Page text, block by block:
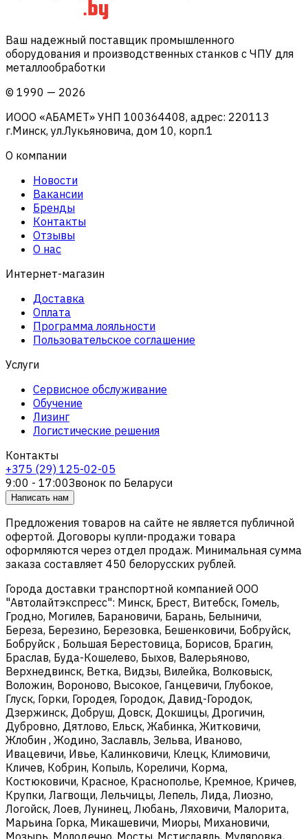
Ваш надежный поставщик промышленного
оборудования и производственных станков с ЧПУ для
металлообработки
© 1990 — 2026
ИООО «АБАМЕТ» УНП 100364408, адрес: 220113
г.Минск, ул.Лукьяновича, дом 10, корп.1
О компании
Новости
Вакансии
Бренды
Контакты
Отзывы
О нас
Интернет-магазин
Доставка
Оплата
Программа лояльности
Пользовательское соглашение
Услуги
Сервисное обслуживание
Обучение
Лизинг
Логистические решения
Контакты
+375 (29) 125-02-05
9:00 - 17:00Звонок по Беларуси
Написать нам
Предложения товаров на сайте не является публичной
офертой. Договоры купли-продажи товара
оформляются через отдел продаж. Минимальная сумма
заказа составляет 450 белорусских рублей.
Города доставки транспортной компанией ООО
"Автолайтэкспресс": Минск, Брест, Витебск, Гомель,
Гродно, Могилев, Барановичи, Барань, Белыничи,
Береза, Березино, Березовка, Бешенковичи, Бобруйск,
Бобруйск , Большая Берестовица, Борисов, Брагин,
Браслав, Буда-Кошелево, Быхов, Валерьяново,
Верхнедвинск, Ветка, Видзы, Вилейка, Волковыск,
Воложин, Вороново, Высокое, Ганцевичи, Глубокое,
Глуск, Горки, Городея, Городок, Давид-Городок,
Дзержинск, Добруш, Довск, Докшицы, Дрогичин,
Дубровно, Дятлово, Ельск, Жабинка, Житковичи,
Жлобин , Жодино, Заславль, Зельва, Иваново,
Ивацевичи, Ивье, Калинковичи, Клецк, Климовичи,
Кличев, Кобрин, Копыль, Кореличи, Корма,
Костюковичи, Красное, Краснополье, Кремное, Кричев,
Крупки, Лагвощи, Лельчицы, Лепель, Лида, Лиозно,
Логойск, Лоев, Лунинец, Любань, Ляховичи, Малорита,
Марьина Горка, Микашевичи, Миоры, Михановичи,
Мозырь, Молодечно, Мосты, Мстиславль, Муляровка,